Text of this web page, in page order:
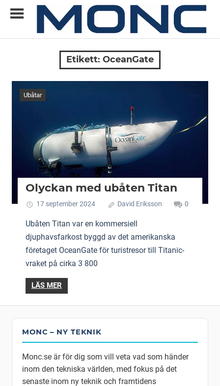
Allt
om
ny
teknik
Etikett: OceanGate
Ubåtar
Olyckan med ubåten Titan
17 september 2024 David Eriksson 0
Ubåten Titan var en kommersiell
djuphavsfarkost byggd av det amerikanska
företaget OceanGate för turistresor till Titanic-
vraket på cirka 3 800
LÄS MER
MONC – NY TEKNIK
Monc.se är för dig som vill veta vad som händer
inom den tekniska världen, med fokus på det
senaste inom ny teknik och framtidens